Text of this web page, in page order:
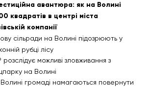
авантюра: як на Волині
квадратів в центрі міста
компанії
сільради на Волині підозрюють у
рубці лісу
розслідує можливі зловживання з
на Волині
громаді намагаються повернути